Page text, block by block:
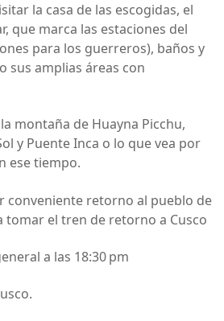
la casa de las escogidas, el
que marca las estaciones del
para los guerreros), baños y
sus amplias áreas con
montaña de Huayna Picchu,
y Puente Inca o lo que vea por
ese tiempo.
conveniente retorno al pueblo de
tomar el tren de retorno a Cusco
a las 18:30 pm